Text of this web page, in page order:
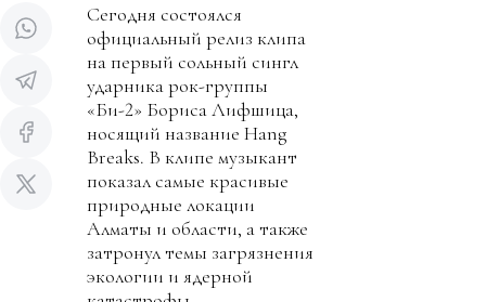
Сегодня состоялся
официальный релиз клипа
на первый сольный сингл
ударника рок-группы
«Би-2» Бориса Лифшица,
носящий название Hang
Breaks. В клипе музыкант
показал самые красивые
природные локации
Алматы и области, а также
затронул темы загрязнения
экологии и ядерной